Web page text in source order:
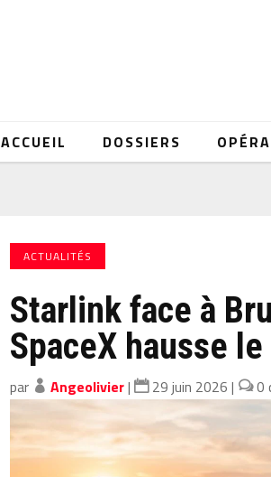
ACCUEIL DOSSIERS
ACTUALITÉS
Starlink face à
SpaceX hausse
par Angeolivier| 29 juin 2026 | 0